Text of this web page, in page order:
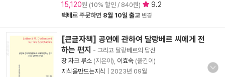
15,120원 (10% 할인 / 840원) 9.2
택배로 주문하면 8월 10일 출고 변경
[큰글자책] 공연에 관하여 달랑베르 씨에게 전
하는 편지 - 그리고 달랑베르의 답신
장 자크 루소 (지은이), 이효숙 (옮긴이)
지식을만드는지식
2023년 09월